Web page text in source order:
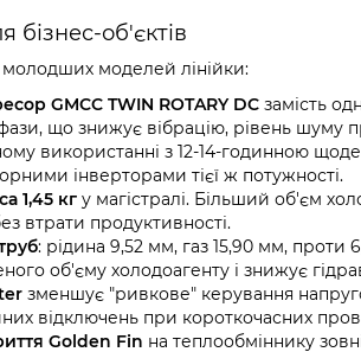
бізнес-об'єктів
молодших моделей лінійки:
GMCC TWIN ROTARY DC замість
що знижує вібрацію, рівень шуму
використанні з 12-14-годинною
інверторами тієї ж потужності.
1,45 кг у магістралі. Більший об'єм
втрати продуктивності.
: рідина 9,52 мм, газ 15,90 мм,
об'єму холодоагенту і знижує
зменшує "ривкове" керування
відключень при короткочасних
Golden Fin на теплообміннику